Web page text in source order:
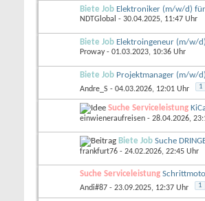
Biete Job Elektroniker (m/w/d)
NDTGlobal - 30.04.2025, 11:47 Uhr
Biete Job Elektroingeneur (m/w/
Proway- 01.03.2023, 10:36 Uhr
Biete Job Projektmanager (m/w/
Andre_S - 04.03.2026, 12:01 Uhr 1
Suche Serviceleistung
einwieneraufreisen - 28.04.2026,
Biete Job Suche
frankfurt76 - 24.02.2026, 22:45 Uhr
Suche Serviceleistung
Andi#87 - 23.09.2025, 12:37 Uhr 1